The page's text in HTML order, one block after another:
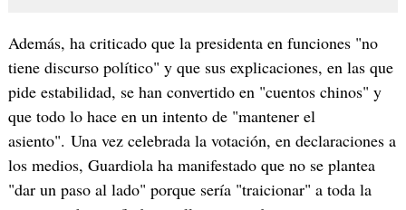
Además, ha criticado que la presidenta en funciones "no
tiene discurso político" y que sus explicaciones, en las que
pide estabilidad, se han convertido en "cuentos chinos" y
que todo lo hace en un intento de "mantener el
asiento". Una vez celebrada la votación, en declaraciones a
los medios, Guardiola ha manifestado que no se plantea
"dar un paso al lado" porque sería "traicionar" a toda la